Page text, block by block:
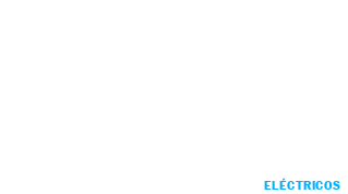
ELÉCTRICOS